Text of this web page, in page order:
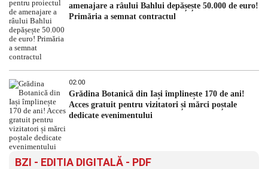
amenajare a râului Bahlui depășește 50.000 de euro!
Primăria a semnat contractul
02:00
Grădina Botanică din Iași împlinește 170 de ani!
Acces gratuit pentru vizitatori și mărci poștale
dedicate evenimentului
BZI - EDITIA DIGITALĂ - PDF